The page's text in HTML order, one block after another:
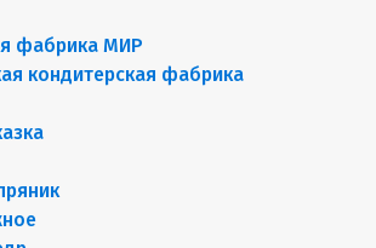
фабрика МИР
кондитерская фабрика